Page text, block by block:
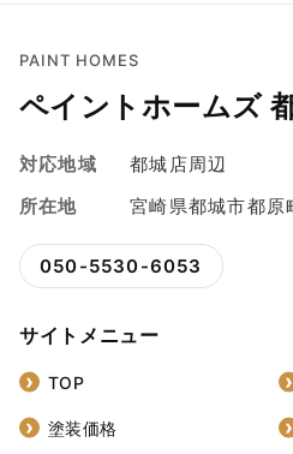
PAINT HOMES
ペイントホームズ
対応地域
都城店周辺
所在地
宮崎県都城市都
050-5530-6053
サイトメニュー
TOP
塗装価格